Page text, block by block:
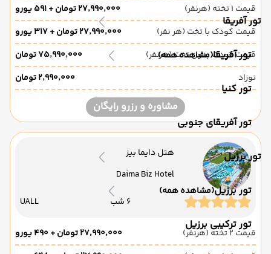
تور آفریقا
تور آفریقا(مشاهده همه)
تور کنیا
تور آفریقای جنوبی
تور برزیل
تور برزیل(مشاهده همه)
تور ترکیبی برزیل
قیمت 1 تخته (هرنفر)
۲۷٬۹۹۰٬۰۰۰ تومان + ۵۹۱ یورو
قیمت کودک با تخت (هر نفر)
۲۷٬۹۹۰٬۰۰۰ تومان + ۳۱۷ یورو
قیمت کودک بدون تخت (هرنفر)
۷۵٬۹۹۰٬۰۰۰ تومان
نوزاد
۲٬۹۹۰٬۰۰۰ تومان
مشاوره و رزرو رایگان
هتل دایما بیز
Daima Biz Hotel
6 شب UALL
قیمت 2 تخته (هرنفر)
۲۷٬۹۹۰٬۰۰۰ تومان + ۴۹۰ یورو